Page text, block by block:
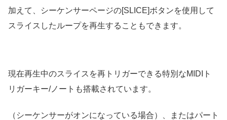
加えて、シーケンサーページの[SLICE]ボタンを使用して
スライスしたループを再生することもできます。
現在再生中のスライスを再トリガーできる特別なMIDIト
リガーキー/ノートも搭載されています。
（シーケンサーがオンになっている場合）、またはパート